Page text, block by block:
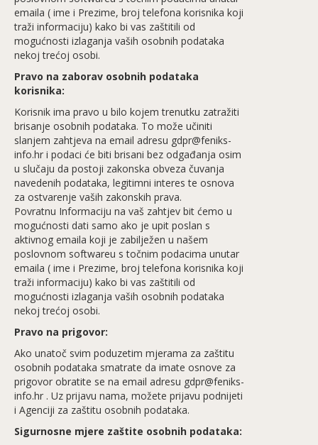
emaila ( ime i Prezime, broj telefona korisnika koji
traži informaciju) kako bi vas zaštitili od
mogućnosti izlaganja vaših osobnih podataka
nekoj trećoj osobi.
Pravo na zaborav osobnih podataka
korisnika:
Korisnik ima pravo u bilo kojem trenutku zatražiti
brisanje osobnih podataka. To može učiniti
slanjem zahtjeva na email adresu gdpr@feniks-
info.hr i podaci će biti brisani bez odgađanja osim
u slučaju da postoji zakonska obveza čuvanja
navedenih podataka, legitimni interes te osnova
za ostvarenje vaših zakonskih prava.
Povratnu Informaciju na vaš zahtjev bit ćemo u
mogućnosti dati samo ako je upit poslan s
aktivnog emaila koji je zabilježen u našem
poslovnom softwareu s točnim podacima unutar
emaila ( ime i Prezime, broj telefona korisnika koji
traži informaciju) kako bi vas zaštitili od
mogućnosti izlaganja vaših osobnih podataka
nekoj trećoj osobi.
Pravo na prigovor:
Ako unatoč svim poduzetim mjerama za zaštitu
osobnih podataka smatrate da imate osnove za
prigovor obratite se na email adresu gdpr@feniks-
info.hr . Uz prijavu nama, možete prijavu podnijeti
i Agenciji za zaštitu osobnih podataka.
Sigurnosne mjere zaštite osobnih podataka: